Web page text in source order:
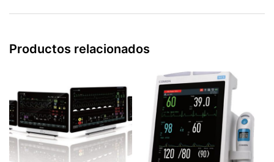
Productos relacionados